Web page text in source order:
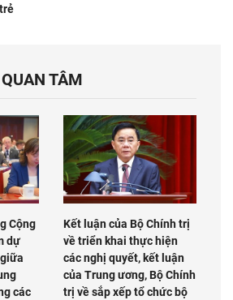
trẻ
TÂM
Cộng
dự
các
Kết luận của Bộ Chính trị
về triển khai thực hiện
các nghị quyết, kết luận
của Trung ương, Bộ Chính
trị về sắp xếp tổ chức bộ